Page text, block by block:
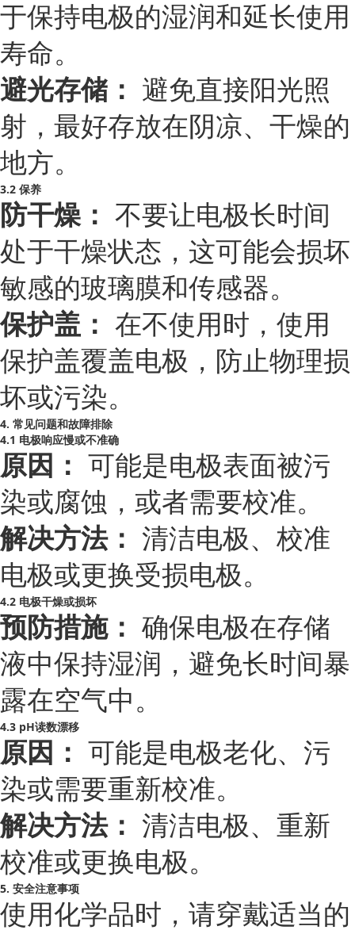
于保持电极的湿润和延长使用
寿命。
避光存储：
避免直接阳光照
射，最好存放在阴凉、干燥的
地方。
3.2 保养
防干燥： 不要让电极长时间
处于干燥状态，这可能会损坏
敏感的玻璃膜和传感器。
保护盖： 在不使用时，使用
保护盖覆盖电极，防止物理损
坏或污染。
4. 常见问题和故障排除
4.1 电极响应慢或不准确
原因： 可能是电极表面被污
染或腐蚀，或者需要校准。
解决方法：
清洁电极、校准
电极或更换受损电极。
4.2 电极干燥或损坏
预防措施： 确保电极在存储
液中保持湿润，避免长时间暴
露在空气中。
4.3 pH读数漂移
原因： 可能是电极老化、污
染或需要重新校准。
解决方法：
清洁电极、重新
校准或更换电极。
5. 安全注意事项
使用化学品时，请穿戴适当的